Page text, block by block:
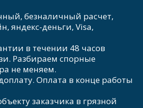
безналичный расчет,
яндекс-деньги, Visa,
в течении 48 часов
Разбираем спорные
не меняем.
Оплата в конце работы
заказчика в грязной